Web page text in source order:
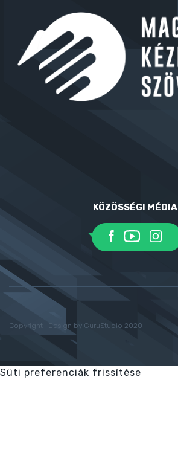
KÖZÖSSÉGI MÉDIA
Copyright- Design by GuruStudio 2020
Süti preferenciák frissítése